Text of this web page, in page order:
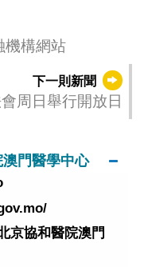
機構網站
下一則新聞
周日舉行開放日
門醫學中心
京協和醫院澳門